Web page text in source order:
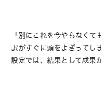
「別にこれを今やらなく
訳がすぐに頭をよぎってし
設定では、結果として成果